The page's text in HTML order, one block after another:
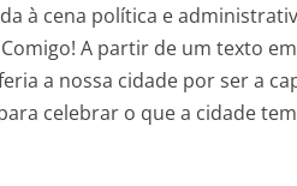
à cena política e
A partir de um texto
a nossa cidade por ser a
celebrar o que a cidade